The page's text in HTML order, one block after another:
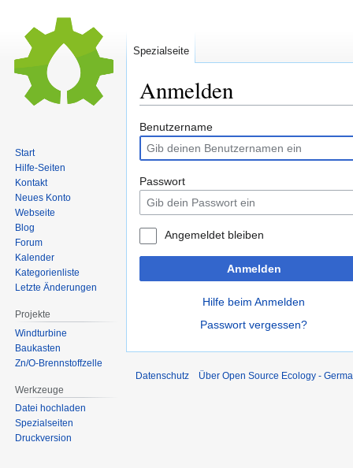
Anmelden
Zur
Navigation
springen
Zur
Suche
springen
Benutzername
Passwort
Angemeldet bleiben
Anmelden
Hilfe beim Anmelden
Passwort vergessen?
Spezialseite
Start
Hilfe-Seiten
Kontakt
Neues Konto
Webseite
Blog
Forum
Kalender
Kategorienliste
Letzte Änderungen
Projekte
Windturbine
Baukasten
Zn/O-Brennstoffzelle
Werkzeuge
Datei hochladen
Spezialseiten
Druckversion
Datenschutz Über Open Source Ecology -